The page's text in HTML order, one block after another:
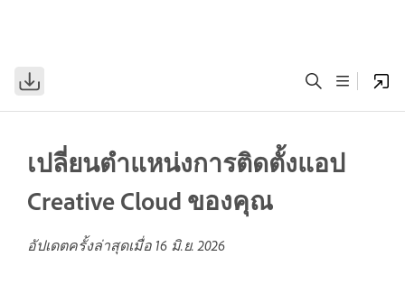
เปลี่ยนตำแหน่งการติดตั้งแอป
Creative Cloud ของคุณ
อัปเดตครั้งล่าสุดเมื่อ 16 มิ.ย. 2026